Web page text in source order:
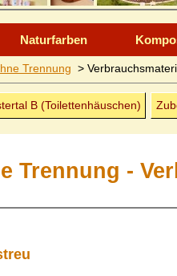
Naturfarben
Trennung >
B (Toiletten­häuschen)
Trennung -